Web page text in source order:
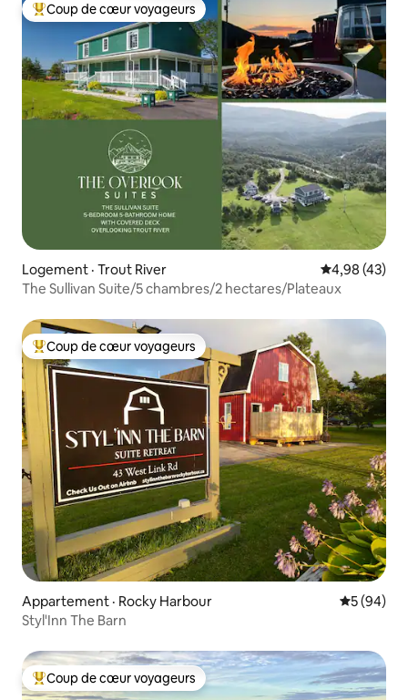
Coup de cœur voyageurs parmi les plus aimés
Coup de cœur voyageurs
Logement · Trout River Note
4,98 (43)
The Sullivan Suite/5 chambres/2 hectares/Plateaux
Coup de cœur voyageurs parmi les plus aimés
Coup de cœur voyageurs
Appartement · Rocky Harbour Note
5 (94)
Styl'Inn The Barn
Coup de cœur voyageurs parmi les plus aimés
Coup de cœur voyageurs